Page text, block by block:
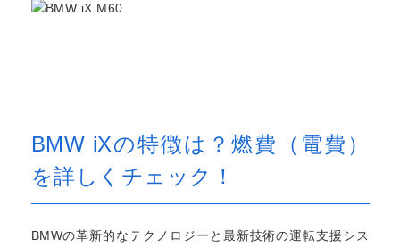
BMW iXの特徴は？燃費（電費）
を詳しくチェック！
BMWの革新的なテクノロジーと最新技術の運転支援シス